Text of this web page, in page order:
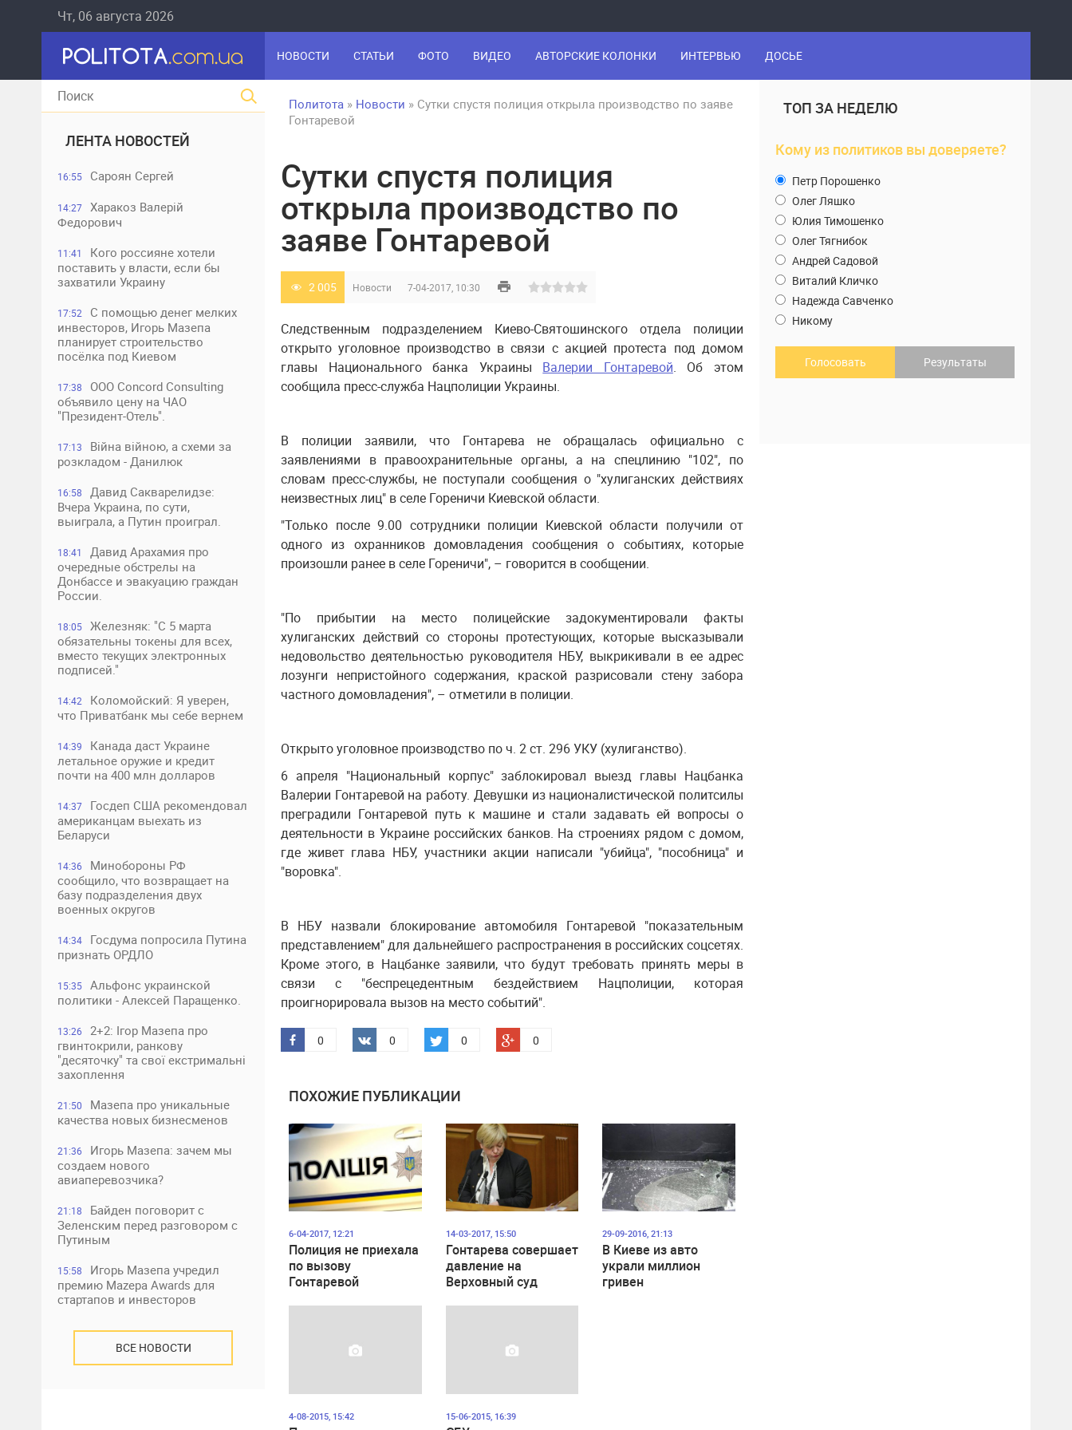
Чт, 06 августа 2026
НОВОСТИ СТАТЬИ ФОТО ВИДЕО АВТОРСКИЕ КОЛОНКИ ИНТЕРВЬЮ ДОСЬЕ
ЛЕНТА НОВОСТЕЙ
16:55 Сароян Сергей
14:27
Харакоз Валерій
Федорович
11:41
Кого россияне хотели
поставить у власти, если бы
захватили Украину
17:52
С помощью денег мелких
инвесторов, Игорь Мазепа
планирует строительство
посёлка под Киевом
17:38
ООО Concord Consulting
объявило цену на ЧАО
"Президент-Отель".
17:13
Війна війною, а схеми за
розкладом - Данилюк
16:58
Давид Сакварелидзе:
Вчера Украина, по сути,
выиграла, а Путин проиграл.
18:41
Давид Арахамия про
очередные обстрелы на
Донбассе и эвакуацию граждан
России.
18:05
Железняк: "С 5 марта
обязательны токены для всех,
вместо текущих электронных
подписей."
14:42
Коломойский: Я уверен,
что Приватбанк мы себе вернем
14:39
Канада даст Украине
летальное оружие и кредит
почти на 400 млн долларов
14:37
Госдеп США рекомендовал
американцам выехать из
Беларуси
14:36
Минобороны РФ
сообщило, что возвращает на
базу подразделения двух
военных округов
14:34
Госдума попросила Путина
признать ОРДЛО
15:35
Альфонс украинской
политики - Алексей Паращенко.
13:26
2+2: Ігор Мазепа про
гвинтокрили, ранкову
"десяточку" та свої екстримальні
захоплення
21:50
Мазепа про уникальные
качества новых бизнесменов
21:36
Игорь Мазепа: зачем мы
создаем нового
авиаперевозчика?
21:18
Байден поговорит с
Зеленским перед разговором с
Путиным
15:58
Игорь Мазепа учредил
премию Mazepa Awards для
стартапов и инвесторов
ВСЕ НОВОСТИ
Политота » Новости » Сутки спустя полиция открыла производство по заяве
Гонтаревой
Сутки спустя полиция
открыла производство по
заяве Гонтаревой
2 005 Новости 7-04-2017, 10:30
Следственным подразделением Киево-Святошинского отдела полиции
открыто уголовное производство в связи с акцией протеста под домом
главы Национального банка Украины Валерии Гонтаревой. Об этом
сообщила пресс-служба Нацполиции Украины.
В полиции заявили, что Гонтарева не обращалась официально с
заявлениями в правоохранительные органы, а на спецлинию "102", по
словам пресс-службы, не поступали сообщения о "хулиганских действиях
неизвестных лиц" в селе Гореничи Киевской области.
"Только после 9.00 сотрудники полиции Киевской области получили от
одного из охранников домовладения сообщения о событиях, которые
произошли ранее в селе Гореничи", – говорится в сообщении.
"По прибытии на место полицейские задокументировали факты
хулиганских действий со стороны протестующих, которые высказывали
недовольство деятельностью руководителя НБУ, выкрикивали в ее адрес
лозунги непристойного содержания, краской разрисовали стену забора
частного домовладения", – отметили в полиции.
Открыто уголовное производство по ч. 2 ст. 296 УКУ (хулиганство).
6 апреля "Национальный корпус" заблокировал выезд главы Нацбанка
Валерии Гонтаревой на работу. Девушки из националистической политсилы
преградили Гонтаревой путь к машине и стали задавать ей вопросы о
деятельности в Украине российских банков. На строениях рядом с домом,
где живет глава НБУ, участники акции написали "убийца", "пособница" и
"воровка".
В НБУ назвали блокирование автомобиля Гонтаревой "показательным
представлением" для дальнейшего распространения в российских соцсетях.
Кроме этого, в Нацбанке заявили, что будут требовать принять меры в
связи с "беспрецедентным бездействием Нацполиции, которая
проигнорировала вызов на место событий".
0 0 0 0
ПОХОЖИЕ ПУБЛИКАЦИИ
6-04-2017, 12:21
Полиция не приехала
по вызову
Гонтаревой
14-03-2017, 15:50
Гонтарева совершает
давление на
Верховный суд
29-09-2016, 21:13
В Киеве из авто
украли миллион
гривен
4-08-2015, 15:42 15-06-2015, 16:39
ТОП ЗА НЕДЕЛЮ
Кому из политиков вы доверяете?
Петр Порошенко
Олег Ляшко
Юлия Тимошенко
Олег Тягнибок
Андрей Садовой
Виталий Кличко
Надежда Савченко
Никому
Голосовать Результаты